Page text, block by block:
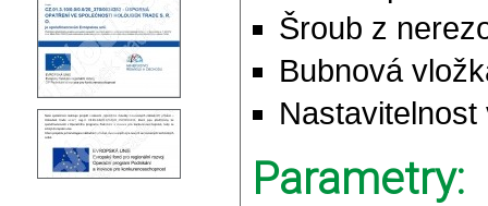
Šroub z
Bubnová
Parametry: